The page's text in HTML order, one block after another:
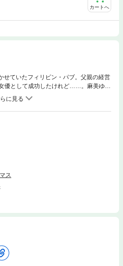
カートへ
せていたフィリピン・パブ。父親の経営
優として成功したけれど……。麻美ゆま
、「午前零時の同窓会」「月夜の群飛」
録。石井光太は『物乞う仏陀』や『遺体
の世界の非情なる現実を見つめて、わ
摯に問い続けています。ここ十数年で
って、生活費を得るために体を売るよ
が変わったのかもしれません。『世界
る女と男たち。女性用デートクラブ、
墟と化したラブホテル、風俗嬢の駆け
表題作の主人公は、AV女優の姉を持つ
影した本書のカバー写真にも協力して
ス